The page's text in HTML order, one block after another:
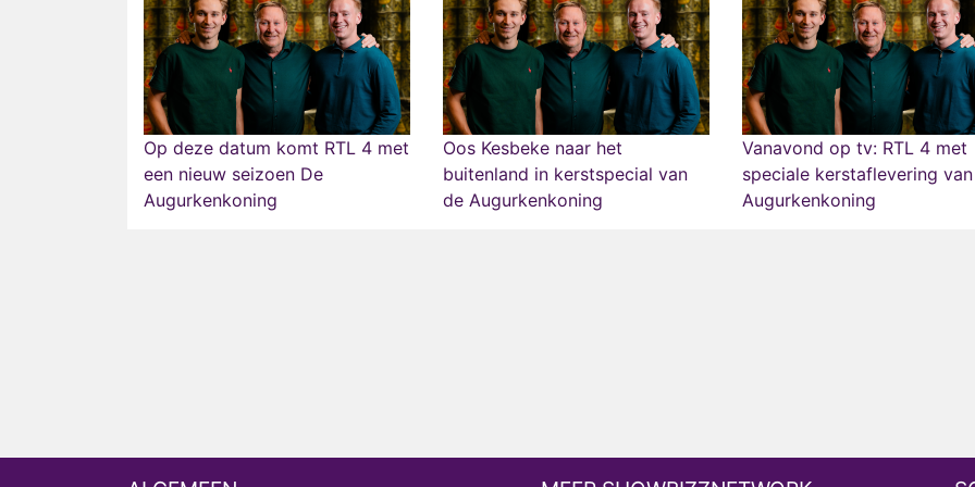
Op deze datum komt RTL 4 met
een nieuw seizoen De
Augurkenkoning
Oos Kesbeke naar het
buitenland in kerstspecial van
de Augurkenkoning
Vanavond op tv: RTL 4 met
speciale kerstaflevering
Augurkenkoning